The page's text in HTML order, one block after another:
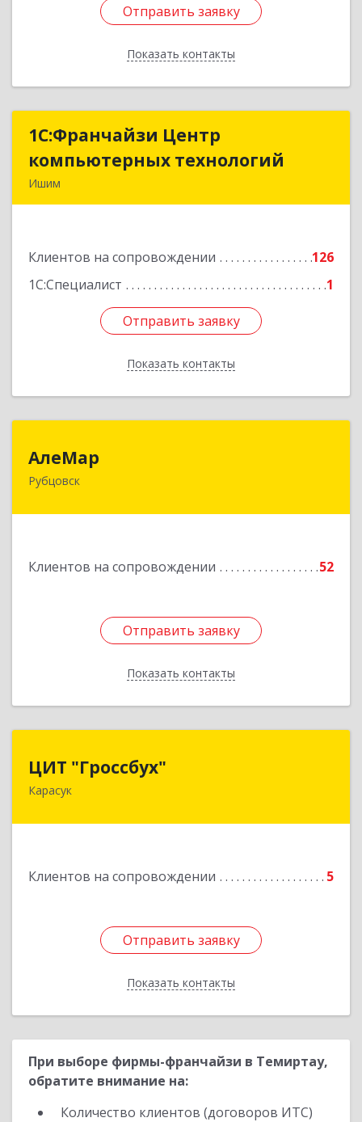
Отправить заявку
Показать контакты
Отправить заявку
Назад
1С:Франчайзи Центр
компьютерных технологий
Ишим
Клиентов на сопровождении
126
1С:Специалист
1
Отправить заявку
Показать контакты
1С:Франчайзи Центр
компьютерных технологий
Подробнее
Отправить заявку
Назад
АлеМар
Рубцовск
Клиентов на сопровождении 52
Отправить заявку
Показать контакты
Отправить заявку
Назад
ЦИТ "Гроссбух"
Карасук
Клиентов на сопровождении 5
Отправить заявку
Показать контакты
632861, Новосибирская обл, Карасукский р-н,
Отправить заявку
Назад
При выборе фирмы-франчайзи в Темиртау,
обратите внимание на:
Количество клиентов (договоров ИТС)